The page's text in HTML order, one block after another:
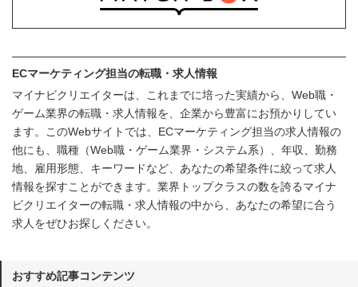
ECマーケティング担当の転職・求人情報
マイナビクリエイターは、これまでに培った実績から、Web職・
ゲーム業界の転職・求人情報を、企業から豊富にお預かりしてい
ます。このWebサイトでは、ECマーケティング担当の求人情報の
他にも、職種（Web職・ゲーム業界・システム系）、年収、勤務
地、雇用形態、キーワードなど、あなたの希望条件に絞って求人
情報を探すことができます。業界トップクラスの数を誇るマイナ
ビクリエイターの転職・求人情報の中から、あなたの希望に合う
求人をぜひお探しください。
おすすめ記事コンテンツ